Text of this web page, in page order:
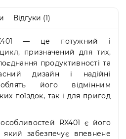
Відгуки (1)
— це потужний і
призначений для тих,
продуктивності та
дизайн і надійні
його відмінним
поїздок, так і для пригод
RX401 є його
який забезпечує впевнене